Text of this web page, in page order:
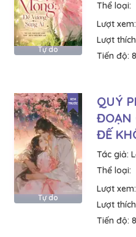
Tự do
Thể loại:
Lượt xem:
Lượt
Tiến độ:
Tự do
QUÝ
ĐOẠN
ĐẾ
Tác giả:
Thể loại:
Lượt xem:
Lượt
Tiến độ: